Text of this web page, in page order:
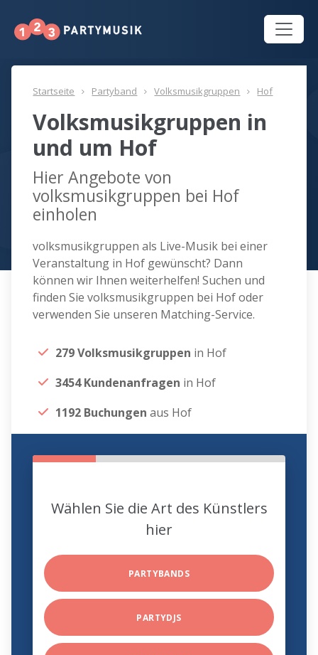
Startseite Partyband Volksmusikgruppen Hof
Volksmusikgruppen in
und um Hof
Hier Angebote von
volksmusikgruppen bei Hof
einholen
volksmusikgruppen als Live-Musik bei einer
Veranstaltung in Hof gewünscht? Dann
können wir Ihnen weiterhelfen! Suchen und
finden Sie volksmusikgruppen bei Hof oder
verwenden Sie unseren Matching-Service.
279 Volksmusikgruppen in Hof
3454 Kundenanfragen in Hof
1192 Buchungen aus Hof
Wählen Sie die Art des Künstlers
hier
PARTYBANDS
PARTYDJS